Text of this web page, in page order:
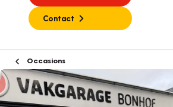
Contact
Occasions